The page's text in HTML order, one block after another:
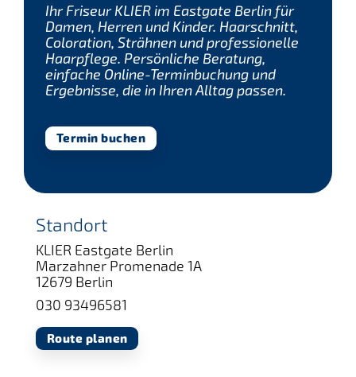
Ihr Friseur KLIER im Eastgate Berlin für
Damen, Herren und Kinder. Haarschnitt,
Coloration, Strähnen und professionelle
Haarpflege. Persönliche Beratung,
einfache Online-Terminbuchung und
Ergebnisse, die in Ihren Alltag passen.
Termin buchen
Standort
KLIER Eastgate Berlin
Marzahner Promenade 1A
12679 Berlin
030 93496581
Route planen